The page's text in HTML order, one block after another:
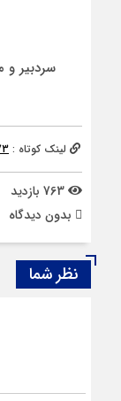
سردبیر و
لینک کوتاه :
بدون دیدگاه
نظر شما